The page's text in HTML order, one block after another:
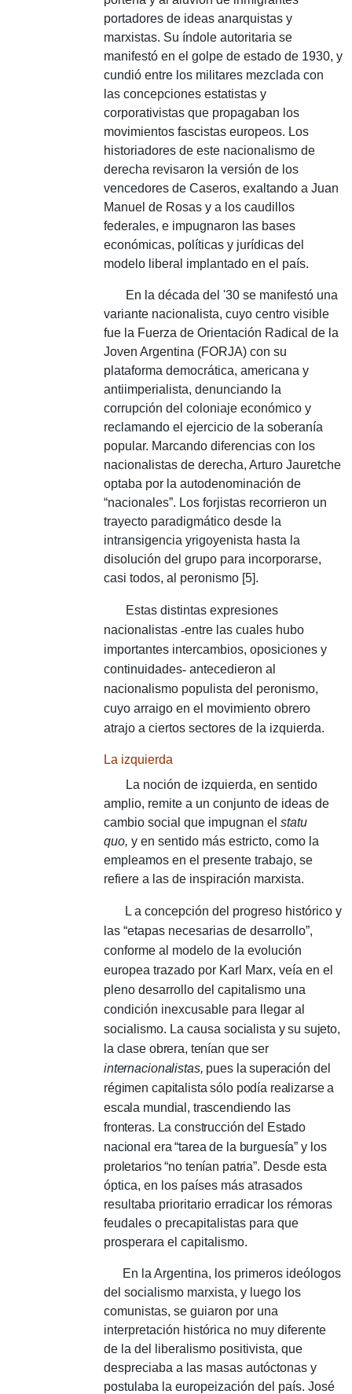
portadores de ideas anarquistas y
marxistas. Su índole autoritaria se
manifestó en el golpe de estado de 1930, y
cundió entre los militares mezclada con
las concepciones estatistas y
corporativistas que propagaban los
movimientos fascistas europeos. Los
historiadores de este nacionalismo de
derecha revisaron la versión de los
vencedores de Caseros, exaltando a Juan
Manuel de Rosas y a los caudillos
federales, e impugnaron las bases
económicas, políticas y jurídicas del
modelo liberal implantado en el país.
En la década del '30 se manifestó una
variante nacionalista, cuyo centro visible
fue la Fuerza de Orientación Radical de la
Joven Argentina (FORJA) con su
plataforma democrática, americana y
antiimperialista, denunciando la
corrupción del coloniaje económico y
reclamando el ejercicio de la soberanía
popular. Marcando diferencias con los
nacionalistas de derecha, Arturo Jauretche
optaba por la autodenominación de
“nacionales”. Los forjistas recorrieron un
trayecto paradigmático desde la
intransigencia yrigoyenista hasta la
disolución del grupo para incorporarse,
casi todos, al peronismo [5].
Estas distintas expresiones
nacionalistas -entre las cuales hubo
importantes intercambios, oposiciones y
continuidades- antecedieron al
nacionalismo populista del peronismo,
cuyo arraigo en el movimiento obrero
atrajo a ciertos sectores de la izquierda.
La izquierda
La noción de izquierda, en sentido
amplio, remite a un conjunto de ideas de
cambio social que impugnan el statu
quo, y en sentido más estricto, como la
empleamos en el presente trabajo, se
refiere a las de inspiración marxista.
L a concepción del progreso histórico y
las “etapas necesarias de desarrollo”,
conforme al modelo de la evolución
europea trazado por Karl Marx, veía en el
pleno desarrollo del capitalismo una
condición inexcusable para llegar al
socialismo. La causa socialista y su sujeto,
la clase obrera, tenían que ser
internacionalistas, pues la superación del
régimen capitalista sólo podía realizarse a
escala mundial, trascendiendo las
fronteras. La construcción del Estado
nacional era “tarea de la burguesía” y los
proletarios “no tenían patria”. Desde esta
óptica, en los países más atrasados ​​
resultaba prioritario erradicar los rémoras
feudales o precapitalistas para que
prosperara el capitalismo.
En la Argentina, los primeros ideólogos
del socialismo marxista, y luego los
comunistas, se guiaron por una
interpretación histórica no muy diferente
de la del liberalismo positivista, que
despreciaba a las masas autóctonas y
postulaba la europeización del país. José